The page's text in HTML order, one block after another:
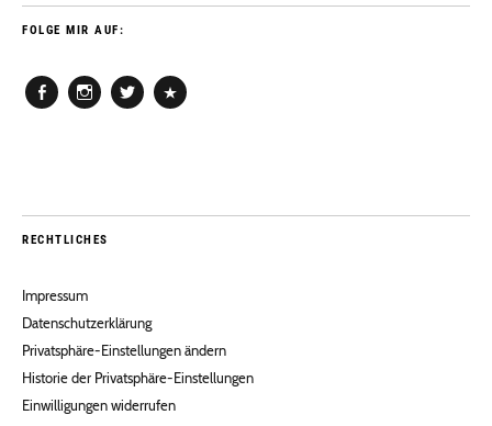
FOLGE MIR AUF:
RECHTLICHES
Impressum
Datenschutzerklärung
Privatsphäre-Einstellungen ändern
Historie der Privatsphäre-Einstellungen
Einwilligungen widerrufen